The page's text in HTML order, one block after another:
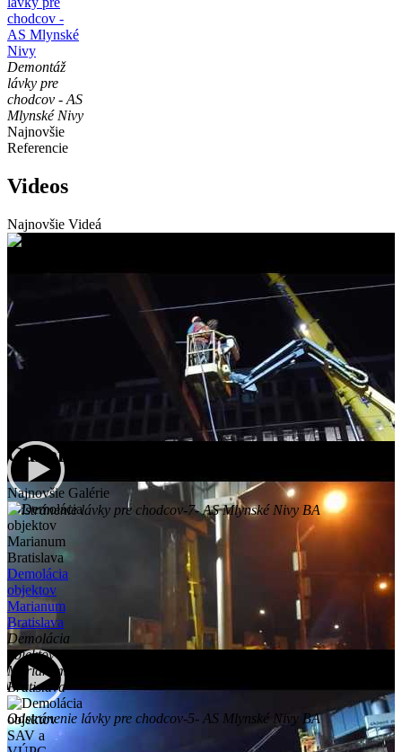
chodcov -
AS Mlynské
Nivy
Demontáž
lávky pre
chodcov - AS
Mlynské Nivy
Najnovšie
Referencie
Videos
Najnovšie Videá
Odstránenie lávky pre chodcov-7- AS Mlynské Nivy BA
Odstránenie lávky pre chodcov-5- AS Mlynské Nivy BA
Galleries
Najnovšie Galérie
Demolácia
objektov
Marianum
Bratislava
Demolácia
objektov
Marianum
Bratislava